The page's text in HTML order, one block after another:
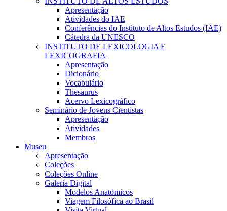
Apresentação
Atividades do IAE
Conferências do Instituto de Altos Estudos (IAE)
Cátedra da UNESCO
INSTITUTO DE LEXICOLOGIA E
LEXICOGRAFIA
Apresentação
Dicionário
Vocabulário
Thesaurus
Acervo Lexicográfico
Seminário de Jovens Cientistas
Apresentação
Atividades
Membros
Museu
Apresentação
Coleções
Coleções Online
Galeria Digital
Modelos Anatómicos
Viagem Filosófica ao Brasil